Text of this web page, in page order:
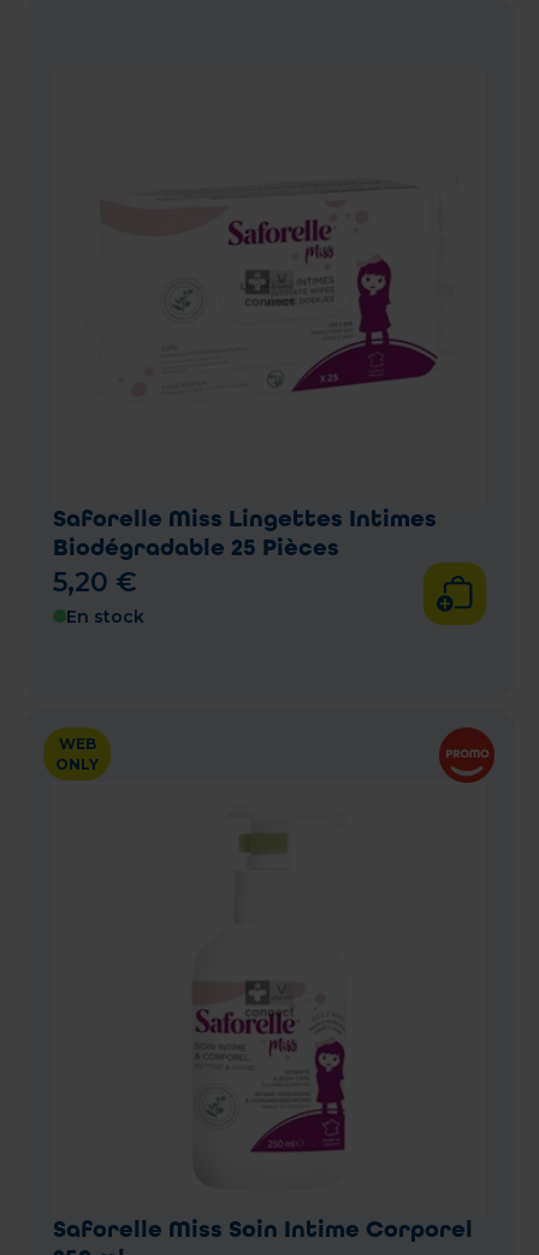
Saforelle Miss Lingettes Intimes
Biodégradable 25 Pièces
5,20 €
En stock
WEB
ONLY
Saforelle Miss Soin Intime Corporel